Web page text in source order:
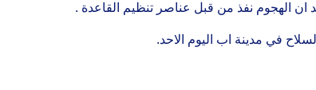
ان الهجوم نفذ من قبل عناصر تنظيم القاعدة .
في مدينة اب اليوم الاحد.